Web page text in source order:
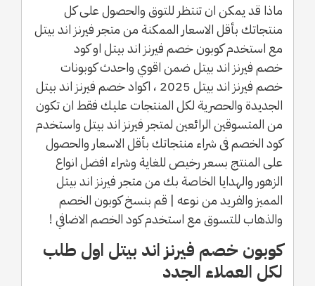
ماذا قد يمكن ان تنتظر للتوق والحصول على كل
منتجاتك بأقل الاسعار الممكنة من متجر فيرنز اند بيتل
مع استخدم كوبون خصم فيرنز اند بيتل او كود
خصم فيرنز اند بيتل ضمن اقوي واحدث كوبونات
خصم فيرنز اند بيتل 2025 ، اكواد خصم فيرنز اند بيتل
الجديدة والحصرية لكل المنتجات عليك فقط ان تكون
من المتسوقين الرائعين لمتجر فيرنز اند بيتل واستخدم
كود الخصم فى شراء منتجاتك بأقل الاسعار والحصول
على المنتج بسعر رخيص للغاية وشراء افضل انواع
الزهور والهدايا الخاصة بك من متجر فيرنز اند بيتل
المميز والفريد من نوعه | قم بنسخ كوبون الخصم
والذهاب للتسوق مع استخدم كود الخصم الاضافي !
كوبون خصم فيرنز اند بيتل اول طلب
لكل العملاء الجدد